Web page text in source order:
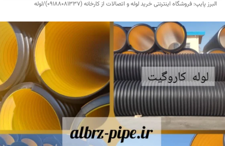
البرز پایپ: فروشگاه اینترنتی خرید لوله و اتصالات از کارخانه (09188081337) /لوله